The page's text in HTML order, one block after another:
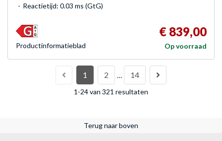
Reactietijd: 0.03 ms (GtG)
€ 839,00
Op voorraad
Product­informatieblad
1 2 … 14
1-24 van 321 resultaten
Terug naar boven